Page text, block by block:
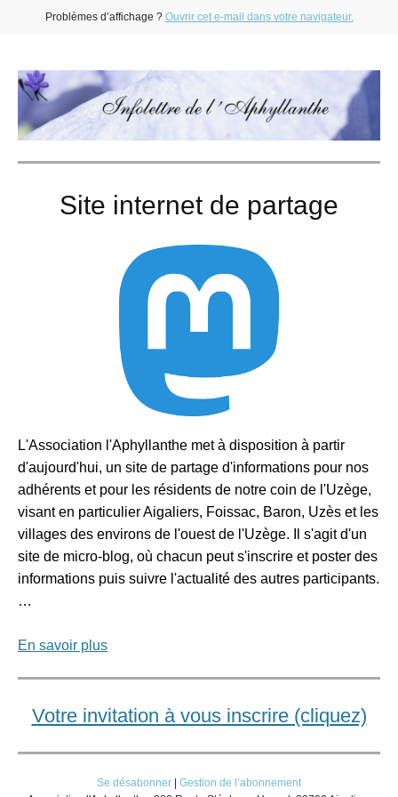
Problèmes d’affichage ? Ouvrir cet e-mail dans votre navigateur.
Site internet de partage
L'Association l'Aphyllanthe met à disposition à partir
d'aujourd'hui, un site de partage d'informations pour nos
adhérents et pour les résidents de notre coin de l'Uzège,
visant en particulier Aigaliers, Foissac, Baron, Uzès et les
villages des environs de l'ouest de l'Uzège. Il s'agit d'un
site de micro-blog, où chacun peut s'inscrire et poster des
informations puis suivre l'actualité des autres participants.
…
En savoir plus
Votre invitation à vous inscrire (cliquez)
Se désabonner
Gestion de l’abonnement